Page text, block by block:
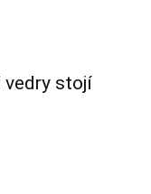
vedry stojí